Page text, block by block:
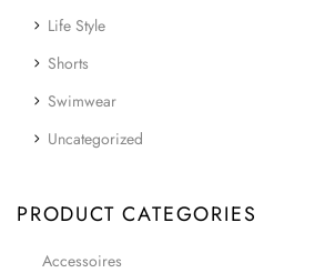
Life Style
Shorts
Swimwear
Uncategorized
PRODUCT CATEGORIES
Accessoires